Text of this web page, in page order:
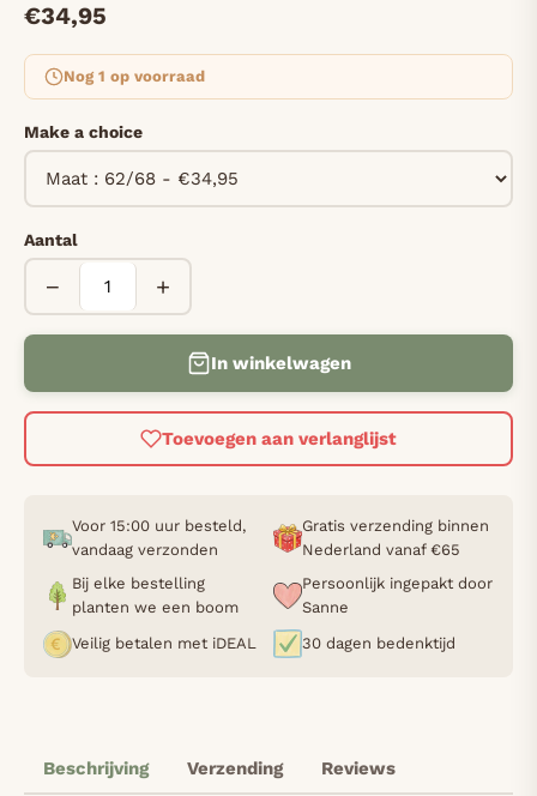
€34,95
Nog 1 op voorraad
Make a choice
Aantal
− +
In winkelwagen
Toevoegen aan verlanglijst
Voor 15:00 uur besteld,
vandaag verzonden
Gratis verzending binnen
Nederland vanaf €65
Bij elke bestelling
planten we een boom
Persoonlijk ingepakt door
Sanne
Veilig betalen met iDEAL
30 dagen bedenktijd
Beschrijving Verzending Reviews